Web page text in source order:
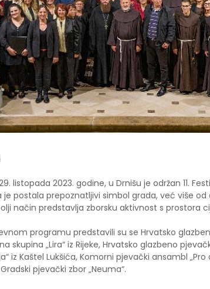
listopada 2023. godine, u Drnišu je održan 11.
je postala prepoznatljivi simbol grada, već više
način predstavlja zborsku aktivnost s prostora
programu predstavili su se Hrvatsko
skupina „Lira“ iz Rijeke, Hrvatsko glazbeno
iz Kaštel Lukšića, Komorni pjevački ansambl
pjevački zbor „Neuma“.